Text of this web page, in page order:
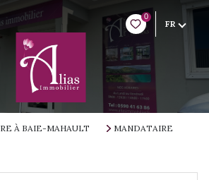
0
FR
À BAIE-MAHAULT MANDATAIRE